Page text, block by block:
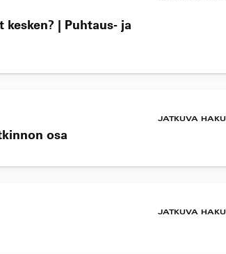
| Puhtaus- ja
osa
JATKUVA HAKU
JATKUVA HAKU